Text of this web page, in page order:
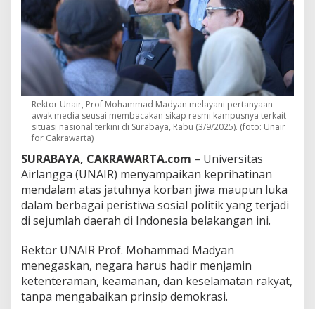
m
a
i
a
n
H
e
n
t
a
n
K
e
k
e
a
s
a
n
d
Rektor Unair, Prof Mohammad Madyan melayani pertanyaan
awak media seusai membacakan sikap resmi kampusnya terkait
situasi nasional terkini di Surabaya, Rabu (3/9/2025). (foto: Unair
for Cakrawarta)
SURABAYA, CAKRAWARTA.com – Universitas
Airlangga (UNAIR) menyampaikan keprihatinan
mendalam atas jatuhnya korban jiwa maupun luka
dalam berbagai peristiwa sosial politik yang terjadi
di sejumlah daerah di Indonesia belakangan ini.
Rektor UNAIR Prof. Mohammad Madyan
menegaskan, negara harus hadir menjamin
ketenteraman, keamanan, dan keselamatan rakyat,
tanpa mengabaikan prinsip demokrasi.